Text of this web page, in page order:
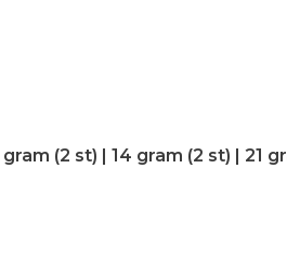
(2 st) | 14 gram (2 st) | 21